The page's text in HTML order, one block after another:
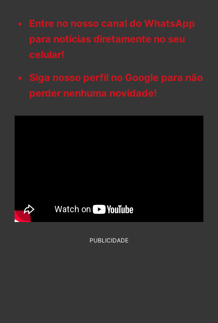
Entre no nosso canal do WhatsApp
para notícias diretamente no seu
celular!
Siga nosso perfil no Google para não
perder nenhuma novidade!
PUBLICIDADE